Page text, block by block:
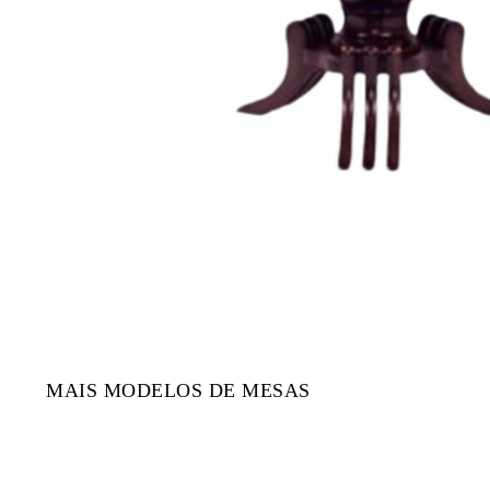
MAIS MODELOS DE MESAS